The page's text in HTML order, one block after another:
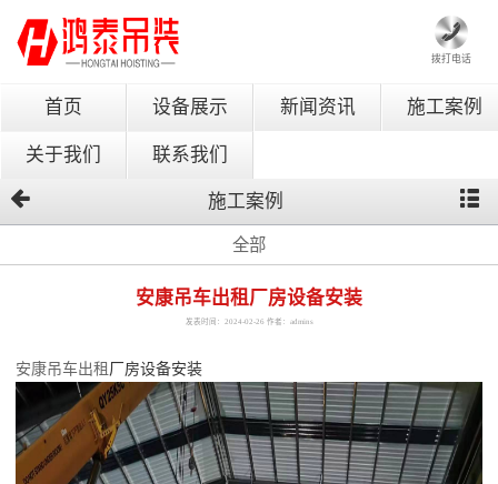
拨打电话
首页 设备展示 新闻资讯 施工案例
关于我们 联系我们
施工案例
全部
安康吊车出租厂房设备安装
发表时间：2024-02-26 作者：admins
安康吊车出租 厂房设备安装